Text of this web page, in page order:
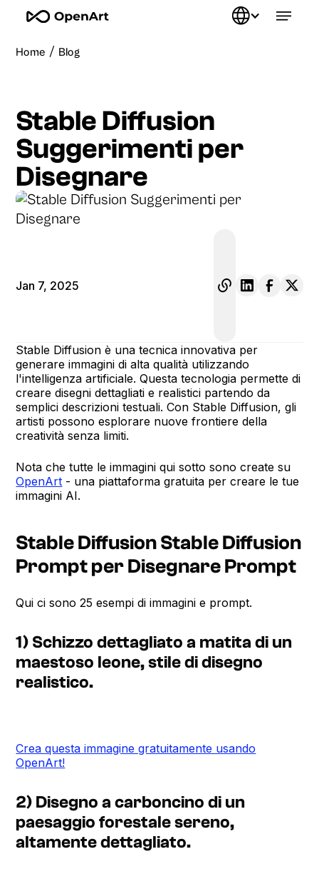
Home / Blog
Stable Diffusion
Suggerimenti per
Disegnare
Jan 7, 2025
Stable Diffusion è una tecnica innovativa per
generare immagini di alta qualità utilizzando
l'intelligenza artificiale. Questa tecnologia permette di
creare disegni dettagliati e realistici partendo da
semplici descrizioni testuali. Con Stable Diffusion, gli
artisti possono esplorare nuove frontiere della
creatività senza limiti.
Nota che tutte le immagini qui sotto sono create su
OpenArt - una piattaforma gratuita per creare le tue
immagini AI.
Stable Diffusion Stable Diffusion
Prompt per Disegnare Prompt
Qui ci sono 25 esempi di immagini e prompt.
1) Schizzo dettagliato a matita di un
maestoso leone, stile di disegno
realistico.
Crea questa immagine gratuitamente usando
OpenArt!
2) Disegno a carboncino di un
paesaggio forestale sereno,
altamente dettagliato.